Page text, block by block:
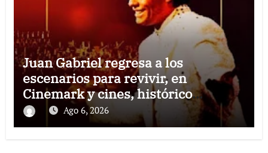
Juan Gabriel regresa a los
escenarios para revivir, en
Cinemark y cines, histórico
concierto en Palacio de Bellas Artes
Ago 6, 2026